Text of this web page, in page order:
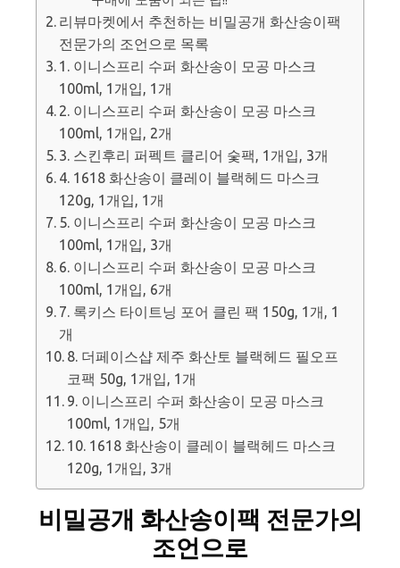
리뷰마켓에서 추천하는 비밀공개 화산송이팩
전문가의 조언으로 목록
1. 이니스프리 수퍼 화산송이 모공 마스크
100ml, 1개입, 1개
2. 이니스프리 수퍼 화산송이 모공 마스크
100ml, 1개입, 2개
3. 스킨후리 퍼펙트 클리어 숯팩, 1개입, 3개
4. 1618 화산송이 클레이 블랙헤드 마스크
120g, 1개입, 1개
5. 이니스프리 수퍼 화산송이 모공 마스크
100ml, 1개입, 3개
6. 이니스프리 수퍼 화산송이 모공 마스크
100ml, 1개입, 6개
7. 록키스 타이트닝 포어 클린 팩 150g, 1개, 1
개
8. 더페이스샵 제주 화산토 블랙헤드 필오프
코팩 50g, 1개입, 1개
9. 이니스프리 수퍼 화산송이 모공 마스크
100ml, 1개입, 5개
10. 1618 화산송이 클레이 블랙헤드 마스크
120g, 1개입, 3개
비밀공개 화산송이팩 전문가의
조언으로